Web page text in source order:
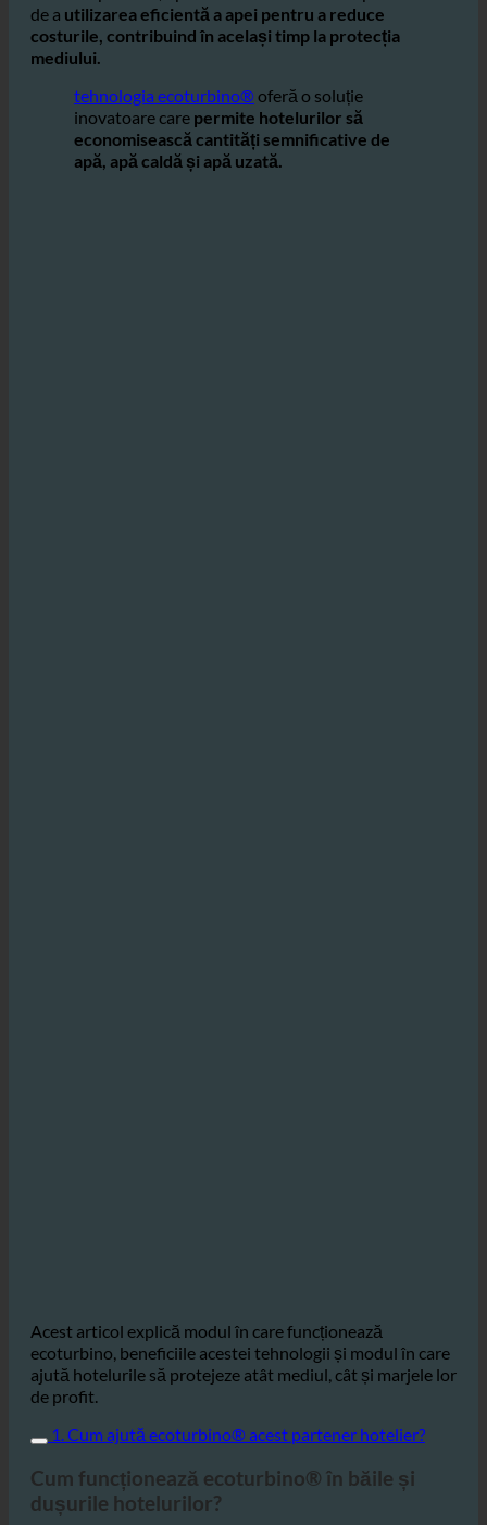
În industria ospitalității, unde sunt necesare cantități
mari de apă zilnic, operatorii se confruntă cu provocarea
de autilizarea eficientă a apei pentru a reduce
mediului.
tehnologia ecoturbino®oferă o soluție
inovatoare carepermite hotelurilor să
Acest articol explică modul în care funcționează
ecoturbino, beneficiile acestei tehnologii și modul în care
de profit.
1. Cum ajută ecoturbino® acest partener hotelier?